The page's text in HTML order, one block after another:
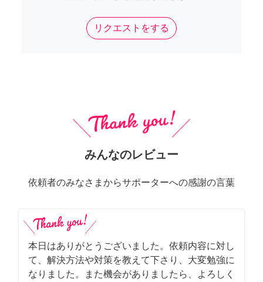
リクエストをする
みんなのレビュー
依頼者のみなさまからサポーターへの感謝の言葉
本日はありがとうございました。依頼内容に対し
て、解決方法や対策を教えて下さり、大変勉強に
なりました。また機会がありましたら、よろしく